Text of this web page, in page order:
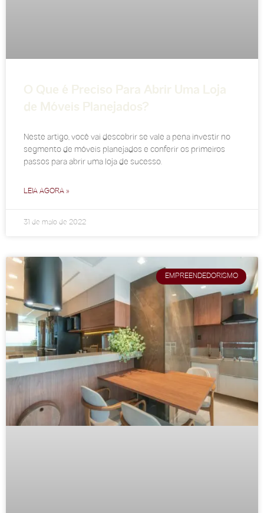
O Que é Preciso Para Abrir Uma Loja
de Móveis Planejados?
Neste artigo, você vai descobrir se vale a pena investir no
segmento de móveis planejados e conferir os primeiros
passos para abrir uma loja de sucesso.
LEIA AGORA »
31 de maio de 2022
EMPREENDEDORISMO